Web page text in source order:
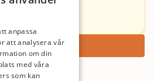
Ansök nu
anpassa
att analysera vår
om din
med våra
som kan